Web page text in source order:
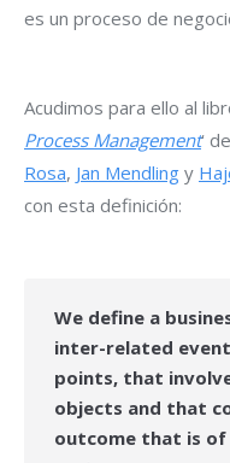
es un proceso de
Acudimos para ello al
Process Management‘ de
Rosa, Jan Mendling y
con esta definición:
We define a
inter-related
points, that
objects and that
outcome that is